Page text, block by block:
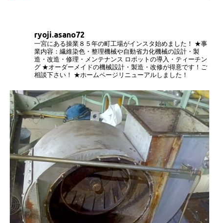
ryoji.asano72
一宮にある操業８５年の町工場がインスタ始めました！
★事
業内容：繊維染色・整理機械や自動省力化機械の設計・製
造・改造・修理・メンテナンス ロボットの導入・ティーチン
グ ★オーダーメイドの機械設計・製造・改修が得意です！ご
相談下さい！
★ホームページリニューアルしました！